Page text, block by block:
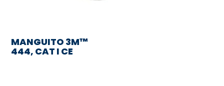
MANGUITO 3M™
444, CAT I CE